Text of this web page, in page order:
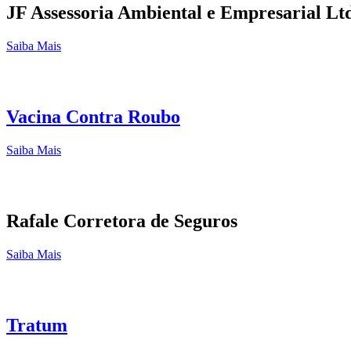
JF Assessoria Ambiental e Empresarial
Saiba Mais
Vacina Contra Roubo
Saiba Mais
Rafale Corretora de Seguros
Saiba Mais
Tratum